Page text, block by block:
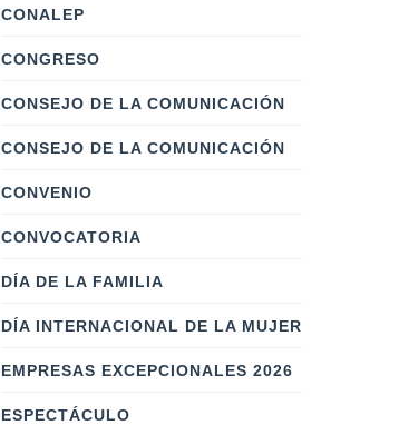
CONALEP
CONGRESO
CONSEJO DE LA COMUNICACIÓN
CONSEJO DE LA COMUNICACIÓN
CONVENIO
CONVOCATORIA
DÍA DE LA FAMILIA
DÍA INTERNACIONAL DE LA MUJER
EMPRESAS EXCEPCIONALES 2026
ESPECTÁCULO